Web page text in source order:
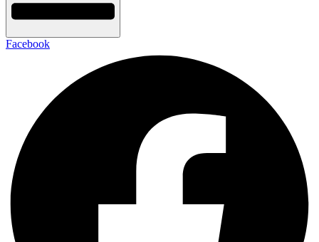
Facebook